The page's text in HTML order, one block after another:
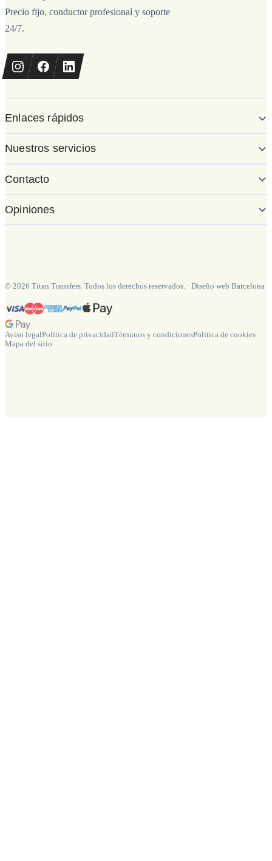
Precio fijo, conductor profesional y soporte
24/7.
Enlaces rápidos
Nuestros servicios
Contacto
Opiniones
© 2026 Titan Transfers. Todos los derechos reservados. · Diseño web Barcelona
Aviso legalPolítica de privacidadTérminos y condicionesPolítica de cookies
Mapa del sitio